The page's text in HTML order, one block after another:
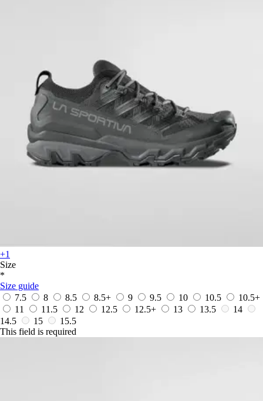
+1
Size
*
Size guide
7.5
8 8.5 8.5+ 9 9.5 10 10.5
10.5+
11
11.5 12 12.5 12.5+ 13 13.5
14
14.5
15
15.5
This field is required